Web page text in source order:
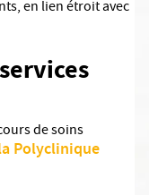
en lien étroit avec
de soins
Polyclinique